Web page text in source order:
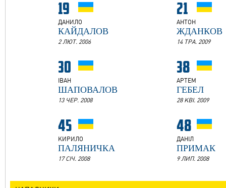
19
ДАНИЛО
КАЙДАЛОВ
2 ЛЮТ. 2006
21
АНТОН
ЖДАНКОВ
14 ТРА. 2009
30
ІВАН
ШАПОВАЛОВ
13 ЧЕР. 2008
38
АРТЕМ
ГЕБЕЛ
28 КВІ. 2009
45
КИРИЛО
ПАЛЯНИЧКА
17 СІЧ. 2008
48
ДАНІЛ
ПРИМАК
9 ЛИП. 2008